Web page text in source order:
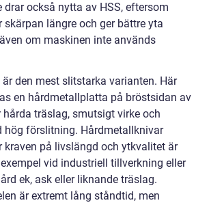
drar också nytta av HSS, eftersom
skärpan längre och ger bättre yta
om maskinen inte används
den mest slitstarka varianten. Här
en hårdmetallplatta på bröstsidan av
hårda träslag, smutsigt virke och
hög förslitning. Hårdmetallknivar
kraven på livslängd och ytkvalitet är
vid industriell tillverkning eller
ek, ask eller liknande träslag.
är extremt lång ståndtid, men